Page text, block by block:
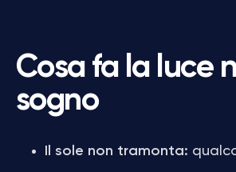
Cosa fa la luce
sogno
Il sole non tramonta: